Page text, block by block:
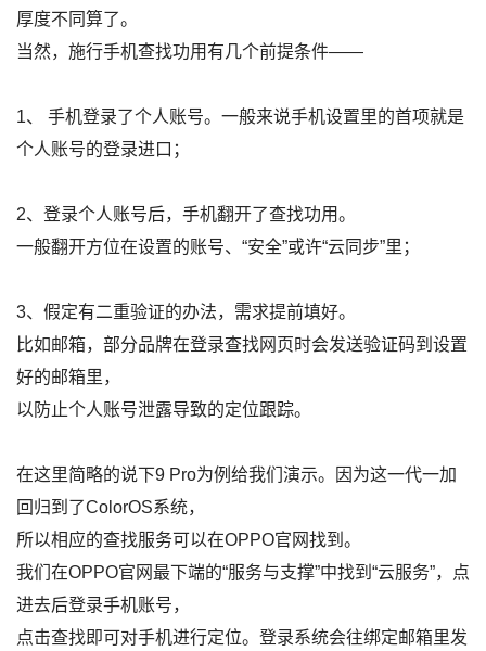
厚度不同算了。
当然，施行手机查找功用有几个前提条件——
1、 手机登录了个人账号。一般来说手机设置里的首项就是
个人账号的登录进口；
2、登录个人账号后，手机翻开了查找功用。
一般翻开方位在设置的账号、“安全”或许“云同步”里；
3、假定有二重验证的办法，需求提前填好。
比如邮箱，部分品牌在登录查找网页时会发送验证码到设置
好的邮箱里，
以防止个人账号泄露导致的定位跟踪。
在这里简略的说下9 Pro为例给我们演示。因为这一代一加
回归到了ColorOS系统，
所以相应的查找服务可以在OPPO官网找到。
我们在OPPO官网最下端的“服务与支撑”中找到“云服务”，点
进去后登录手机账号，
点击查找即可对手机进行定位。登录系统会往绑定邮箱里发